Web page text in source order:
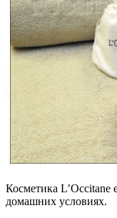
Косметика
домашних условиях.